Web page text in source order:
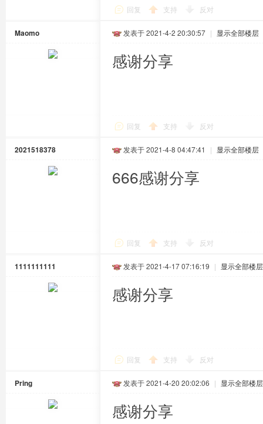
回复 支持 反对
Maomo 发表于 2021-4-2 20:30:57 | 显示全部楼层
感谢分享
回复 支持 反对
2021518378 发表于 2021-4-8 04:47:41 | 显示全部楼层
666感谢分享
回复 支持 反对
1111111111 发表于 2021-4-17 07:16:19 | 显示全部楼层
感谢分享
回复 支持 反对
Pring 发表于 2021-4-20 20:02:06 | 显示全部楼层
感谢分享